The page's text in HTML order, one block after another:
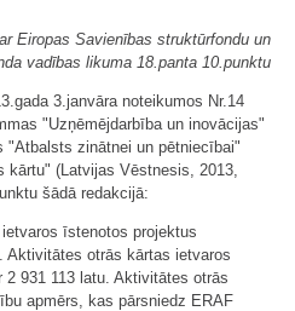
Eiropas Savienības struktūrfondu un
vadības likuma 18.panta 10.punktu
3.janvāra noteikumos Nr.14
"Uzņēmējdarbība un inovācijas"
"Atbalsts zinātnei un pētniecībai"
kārtu" (Latvijas Vēstnesis, 2013,
šādā redakcijā:
īstenotos projektus
Aktivitātes otrās kārtas ietvaros
931 113 latu. Aktivitātes otrās
apmērs, kas pārsniedz ERAF